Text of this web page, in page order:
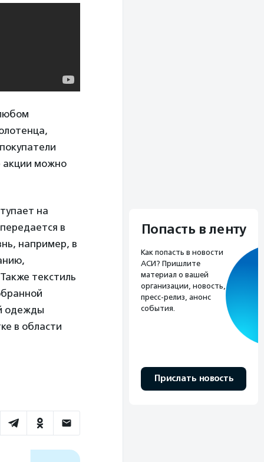
акции можно
на
в
например, в
текстиль
одежды
в области
Попасть в ленту
Как попасть в новости
АСИ? Пришлите
материал о вашей
организации, новость,
пресс-релиз, анонс
события.
Прислать новость